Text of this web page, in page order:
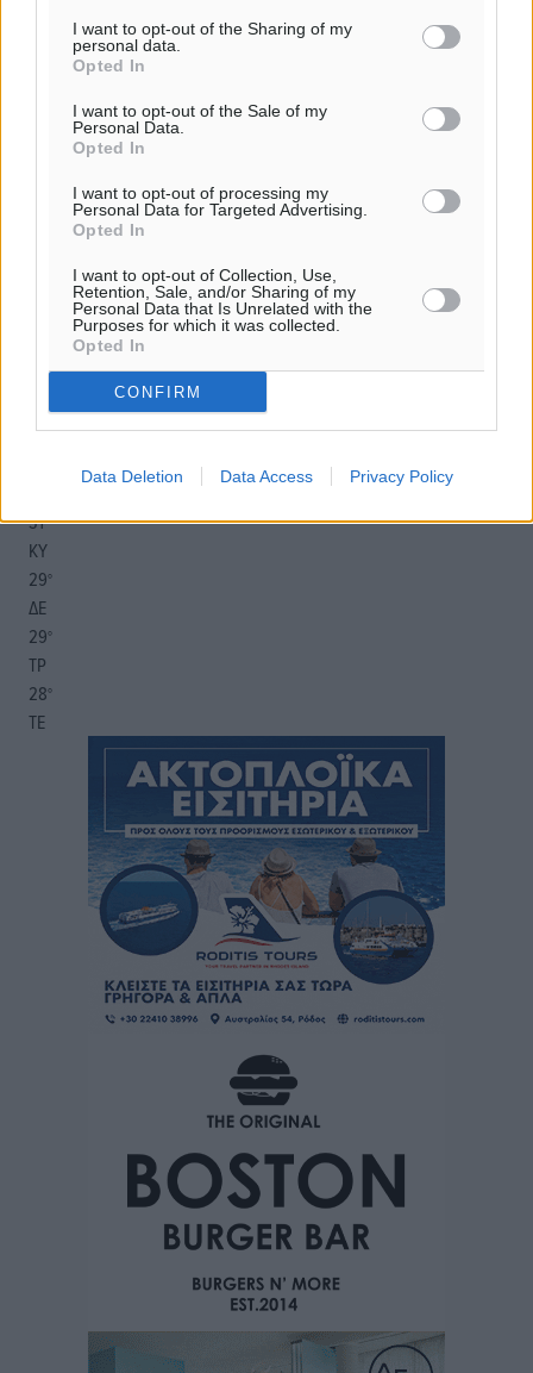
I want to opt-out of the Sharing of my
personal data.
Opted In
I want to opt-out of the Sale of my
Personal Data.
Opted In
I want to opt-out of processing my
Personal Data for Targeted Advertising.
Opted In
I want to opt-out of Collection, Use,
Retention, Sale, and/or Sharing of my
Personal Data that Is Unrelated with the
Purposes for which it was collected.
Opted In
CONFIRM
Data Deletion Data Access Privacy Policy
παρεχόμενου συνδέσμου παραπομπής προς το άρθρο
της Δημοκρατικής.
o καιρός τώρα:
αίθριος καιρός
km/h
°/25°
06:18
31°
ΚΥ
29°
ΔΕ
29°
ΤΡ
28°
ΤΕ